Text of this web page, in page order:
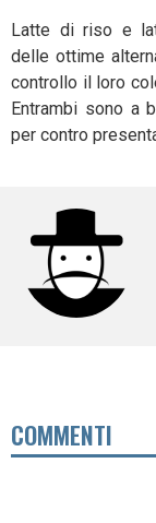
Latte di riso e
delle ottime
controllo il loro
Entrambi sono a
per contro
COMMENTI